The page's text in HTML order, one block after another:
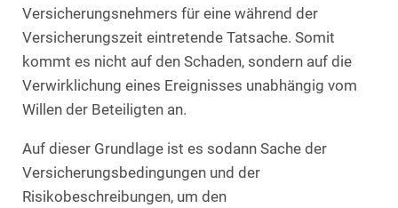
Versicherungsnehmers für eine während der
Versicherungszeit eintretende Tatsache. Somit
kommt es nicht auf den Schaden, sondern auf die
Verwirklichung eines Ereignisses unabhängig vom
Willen der Beteiligten an.
Auf dieser Grundlage ist es sodann Sache der
Versicherungsbedingungen und der
Risikobeschreibungen, um den